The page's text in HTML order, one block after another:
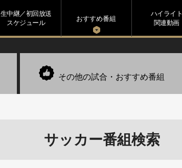
生中継／初回放送
スケジュール
おすすめ番組
ハイライト
関連動画
その他の試合・ おすすめ番組
サッカー番組検索